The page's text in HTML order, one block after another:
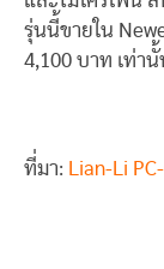
รุ่นนี้ขายใน
4,100 บาท เท่านั้
ที่มา: Lian-Li